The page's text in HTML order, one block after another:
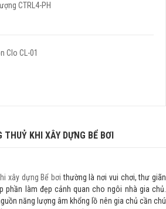
CTRL4-PH
Clo CL-01
THUỶ KHI XÂY DỰNG BỂ BƠI
xây dựng Bể bơi thường là nơi vui chơi, thư giãn
phần làm đẹp cảnh quan cho ngôi nhà gia chủ.
năng lượng âm khổng lồ nên gia chủ cần chú